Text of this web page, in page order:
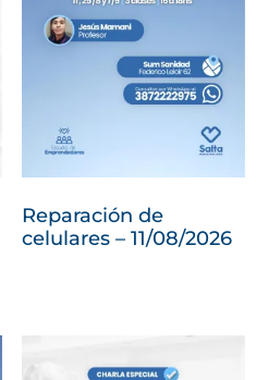
Reparación de
celulares – 11/08/2026